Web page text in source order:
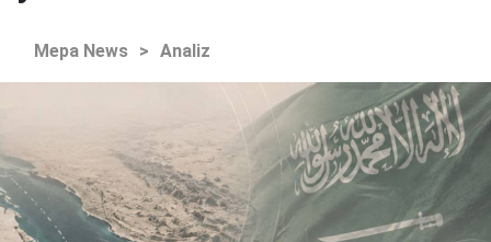
Mepa News > Analiz